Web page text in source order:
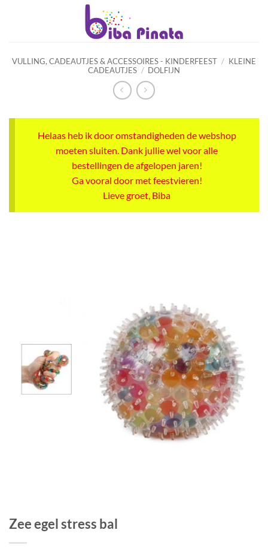
VULLING, CADEAUTJES & ACCESSOIRES - KINDERFEEST / KLEINE
CADEAUTJES / DOLFIJN
Helaas heb ik door omstandigheden de webshop
moeten sluiten. Dank jullie wel voor alle
bestellingen de afgelopen jaren!
Ga vooral door met feestvieren!
Lieve groet, Biba
Zee egel stress bal